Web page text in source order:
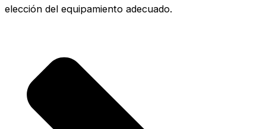
elección del equipamiento adecuado.